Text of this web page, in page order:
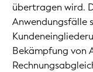
übertragen wird.
Anwendungsfälle
Bekämpfung von